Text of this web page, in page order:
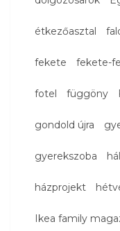
étkezőasztal
fekete fekete-
fotel függöny
gondold újra
gyerekszoba
házprojekt
Ikea family